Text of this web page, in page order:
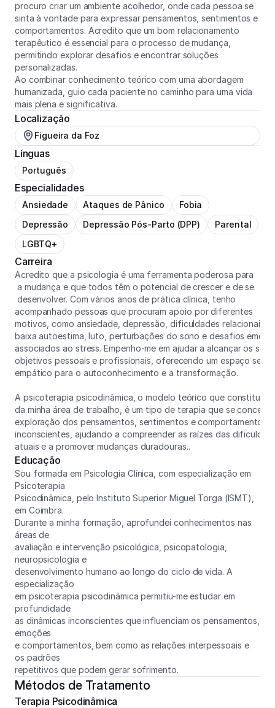
procuro criar um ambiente acolhedor, onde cada pessoa se
sinta à vontade para expressar pensamentos, sentimentos e
comportamentos. Acredito que um bom relacionamento
terapêutico é essencial para o processo de mudança,
permitindo explorar desafios e encontrar soluções
personalizadas.
Ao combinar conhecimento teórico com uma abordagem
humanizada, guio cada paciente no caminho para uma vida
mais plena e significativa.
Localização
Figueira da Foz
Línguas
Português
Especialidades
Ansiedade Ataques de Pânico
Fobia
Depressão
Depressão Pós-Parto (DPP)
Parental
LGBTQ+
Carreira
Acredito que a psicologia é uma ferramenta poderosa para
a mudança e que todos têm o potencial de crescer e de se
desenvolver. Com vários anos de prática clínica, tenho
acompanhado pessoas que procuram apoio por diferentes
motivos, como ansiedade, depressão, dificuldades relacionais,
baixa autoestima, luto, perturbações do sono e desafios
associados ao stress. Empenho-me em ajudar a alcançar os
objetivos pessoais e profissionais, oferecendo um espaço
empático para o autoconhecimento e a transformação.
A psicoterapia psicodinâmica, o modelo teórico que constitui
da minha área de trabalho, é um tipo de terapia que se
exploração dos pensamentos, sentimentos e comportamentos
inconscientes, ajudando a compreender as raízes das
atuais e a promover mudanças duradouras..
Educação
Sou formada em Psicologia Clínica, com especialização em
Psicoterapia
Psicodinâmica, pelo Instituto Superior Miguel Torga (ISMT),
em Coimbra.
Durante a minha formação, aprofundei conhecimentos nas
áreas de
avaliação e intervenção psicológica, psicopatologia,
neuropsicologia e
desenvolvimento humano ao longo do ciclo de vida. A
especialização
em psicoterapia psicodinâmica permitiu-me estudar em
profundidade
as dinâmicas inconscientes que influenciam os pensamentos,
emoções
e comportamentos, bem como as relações interpessoais e
os padrões
repetitivos que podem gerar sofrimento.
Métodos de Tratamento
Terapia Psicodinâmica